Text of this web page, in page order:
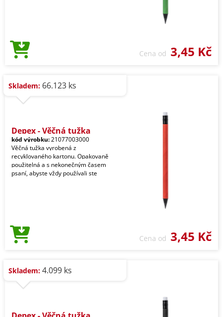
Cena od 3,45 Kč
Skladem: 66.123 ks
Depex - Věčná tužka
kód výrobku:21077003000
Věčná tužka vyrobená z
recyklovaného kartonu. Opakovaně
použitelná a s nekonečným časem
psaní, abyste vždy používali ste
Cena od 3,45 Kč
Skladem: 4.099 ks